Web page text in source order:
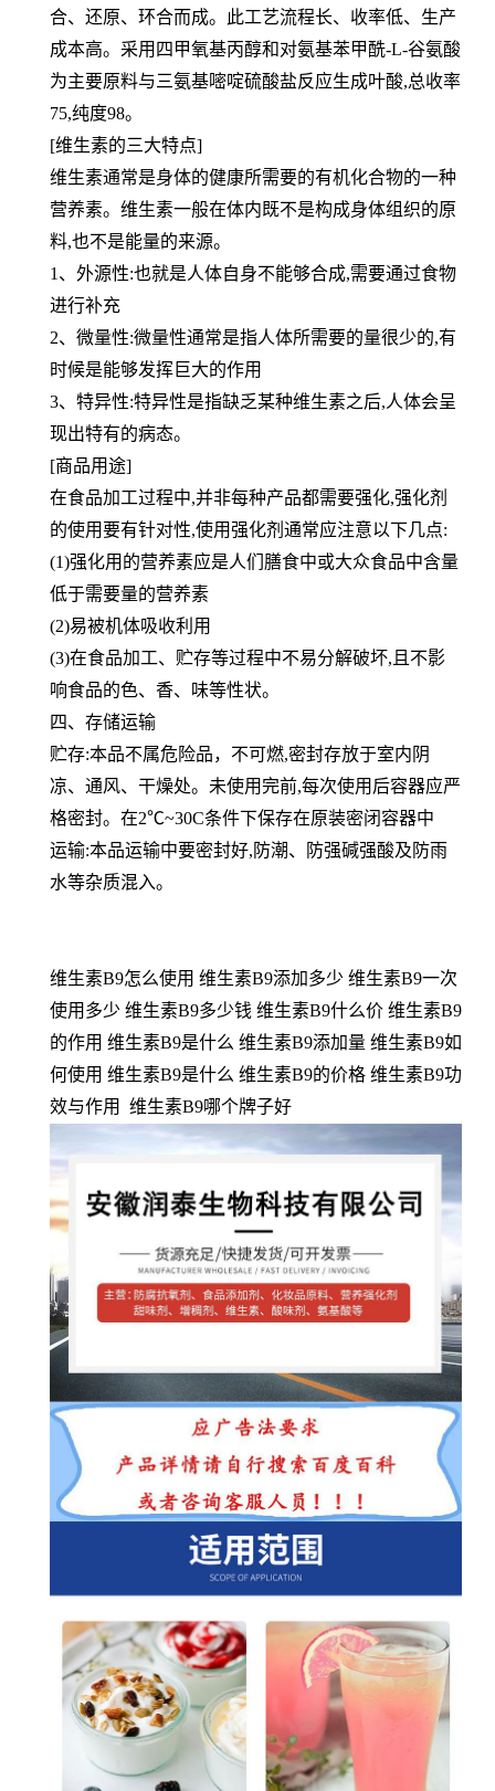
合、还原、环合而成。此工艺流程长、收率低、生产
成本高。采用四甲氧基丙醇和对氨基苯甲酰-L-谷氨酸
为主要原料与三氨基嘧啶硫酸盐反应生成叶酸,总收率
75,纯度98。
[维生素的三大特点]
维生素通常是身体的健康所需要的有机化合物的一种
营养素。维生素一般在体内既不是构成身体组织的原
料,也不是能量的来源。
1、外源性:也就是人体自身不能够合成,需要通过食物
进行补充
2、微量性:微量性通常是指人体所需要的量很少的,有
时候是能够发挥巨大的作用
3、特异性:特异性是指缺乏某种维生素之后,人体会呈
现出特有的病态。
[商品用途]
在食品加工过程中,并非每种产品都需要强化,强化剂
的使用要有针对性,使用强化剂通常应注意以下几点:
(1)强化用的营养素应是人们膳食中或大众食品中含量
低于需要量的营养素
(2)易被机体吸收利用
(3)在食品加工、贮存等过程中不易分解破坏,且不影
响食品的色、香、味等性状。
四、存储运输
贮存:本品不属危险品，不可燃,密封存放于室内阴
凉、通风、干燥处。未使用完前,每次使用后容器应严
格密封。在2℃~30C条件下保存在原装密闭容器中
运输:本品运输中要密封好,防潮、防强碱强酸及防雨
水等杂质混入。
维生素B9怎么使用 维生素B9添加多少 维生素B9一次
使用多少 维生素B9多少钱 维生素B9什么价 维生素B9
的作用 维生素B9是什么 维生素B9添加量 维生素B9如
何使用 维生素B9是什么 维生素B9的价格 维生素B9功
效与作用 维生素B9哪个牌子好